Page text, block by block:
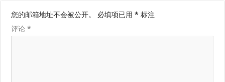
您的邮箱地址不会被公开。 必填项已用* 标注
评论*